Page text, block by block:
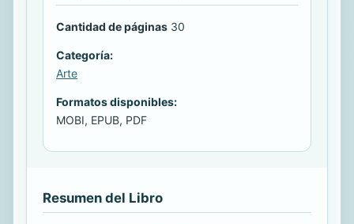
Cantidad de páginas 30
Categoría:
Arte
Formatos disponibles:
MOBI, EPUB, PDF
Resumen del Libro